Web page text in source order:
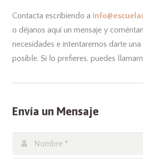
Calendario
Contacta escribiendo a
o déjanos aquí un mensaje y
necesidades e intentaremos darte
posible. Si lo prefieres, puedes
Envía un Mensaje